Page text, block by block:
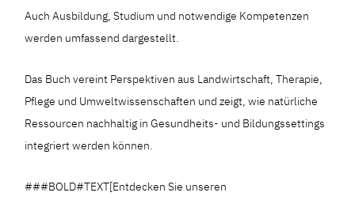
Auch Ausbildung, Studium und notwendige Kompetenzen
werden umfassend dargestellt.
Das Buch vereint Perspektiven aus Landwirtschaft, Therapie,
Pflege und Umweltwissenschaften und zeigt, wie natürliche
Ressourcen nachhaltig in Gesundheits- und Bildungssettings
integriert werden können.
###BOLD#TEXT[Entdecken Sie unseren